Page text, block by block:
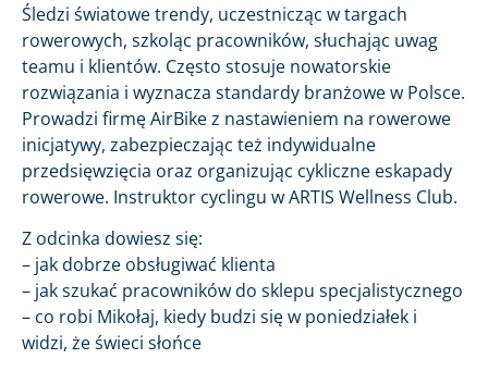
Śledzi światowe trendy, uczestnicząc w targach
rowerowych, szkoląc pracowników, słuchając uwag
teamu i klientów. Często stosuje nowatorskie
rozwiązania i wyznacza standardy branżowe w Polsce.
Prowadzi firmę AirBike z nastawieniem na rowerowe
inicjatywy, zabezpieczając też indywidualne
przedsięwzięcia oraz organizując cykliczne eskapady
rowerowe. Instruktor cyclingu w ARTIS Wellness Club.
Z odcinka dowiesz się:
– jak dobrze obsługiwać klienta
– jak szukać pracowników do sklepu specjalistycznego
– co robi Mikołaj, kiedy budzi się w poniedziałek i
widzi, że świeci słońce